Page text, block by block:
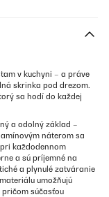
v kuchyni – a práve
skrinka pod drezom.
sa hodí do každej
a odolný základ –
náterom sa
každodennom
a sú príjemné na
a plynulé zatváranie
umožňujú
súčasťou